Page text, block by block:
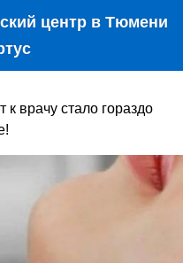
центр в Тюмени
к врачу стало гораздо